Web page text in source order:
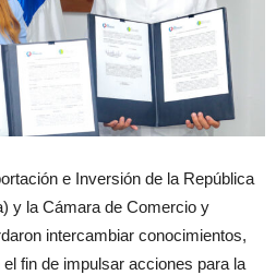
e Inversión de la República
y la Cámara de Comercio y
intercambiar conocimientos,
fin de impulsar acciones para la